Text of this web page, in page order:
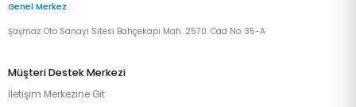
Genel Merkez
Şaşmaz Oto Sanayi Sitesi Bahçekapı Mah. 2570. Cad No: 35-A
Müşteri Destek Merkezi
İletişim Merkezine Git